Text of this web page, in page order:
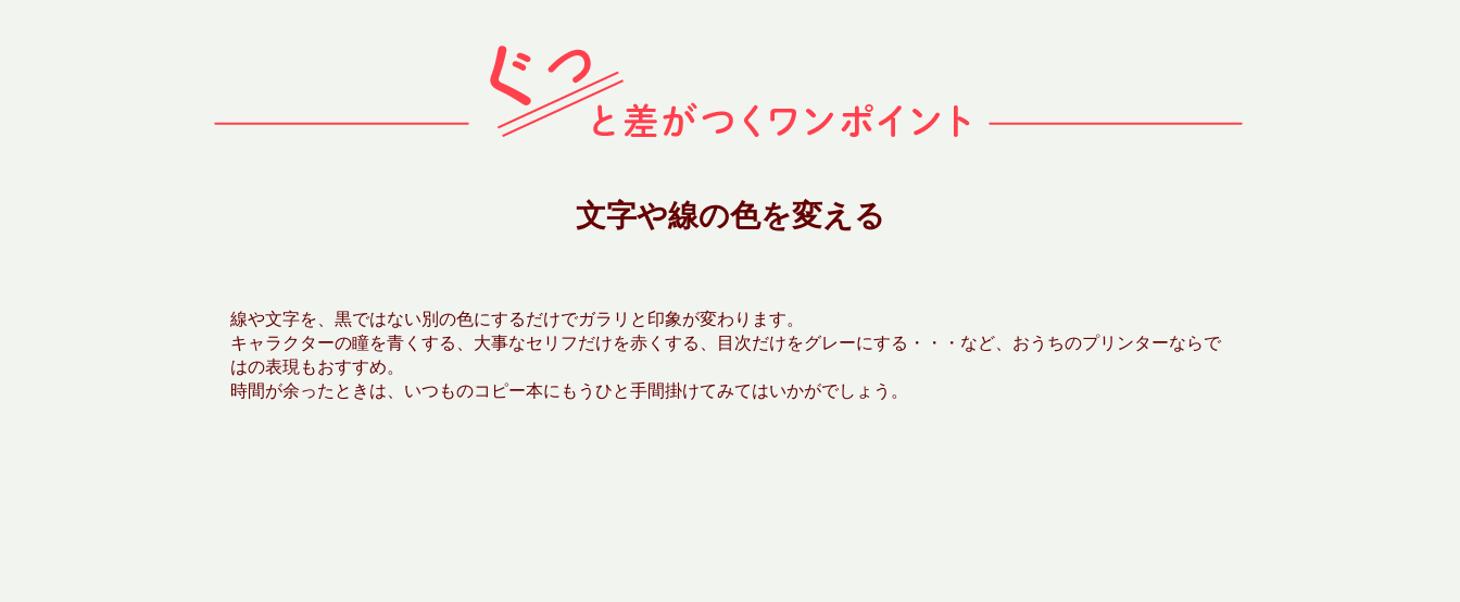
文字や線の色を変える
線や文字を、黒ではない別の色にするだけでガラリと印象が変わります。
キャラクターの瞳を青くする、大事なセリフだけを赤くする、目次だけをグレーにする・・・など、おうちのプリンターならで
はの表現もおすすめ。
時間が余ったときは、いつものコピー本にもうひと手間掛けてみてはいかがでしょう。